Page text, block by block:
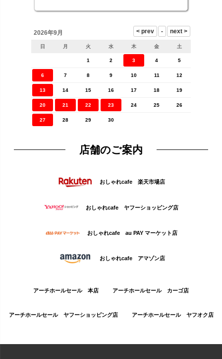
2026年9月
日 月 火 水 木 金 土
1 2 3 4 5
6 7 8 9 10 11 12
13 14 15 16 17 18 19
20 21 22 23 24 25 26
27 28 29 30
店舗のご案内
おしゃれcafe 楽天市場店
おしゃれcafe ヤフーショッピング店
おしゃれcafe au PAY マーケット店
おしゃれcafe アマゾン店
アーチホールセール 本店 アーチホールセール カーゴ店
アーチホールセール ヤフーショッピング店 アーチホールセール ヤフオク店